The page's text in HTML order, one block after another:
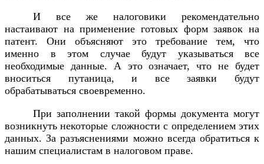
И все же налоговики рекомендательно
настаивают на применение готовых форм заявок на
патент. Они объясняют это требование тем, что
именно в этом случае будут указываться все
необходимые данные. А это означает, что не будет
вноситься путаница, и все заявки будут
обрабатываться своевременно.
При заполнении такой формы документа могут
возникнуть некоторые сложности с определением этих
данных. За разъяснениями можно всегда обратиться к
нашим специалистам в налоговом праве.